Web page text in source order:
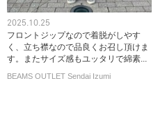
2025.10.25
フロントジップなので着脱がしやす
く、立ち襟なので品良くお召し頂けま
す。またサイズ感もユッタリで綿素...
BEAMS OUTLET Sendai Izumi